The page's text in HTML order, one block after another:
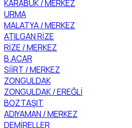
KARABÜK / MERKEZ
URMA
MALATYA / MERKEZ
ATILGAN RİZE
RİZE / MERKEZ
B.ACAR
SİİRT / MERKEZ
ZONGULDAK
ZONGULDAK / EREĞLİ
BOZTAŞIT
ADIYAMAN / MERKEZ
DEMİRELLER